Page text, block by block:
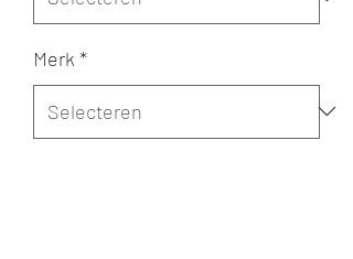
Merk *